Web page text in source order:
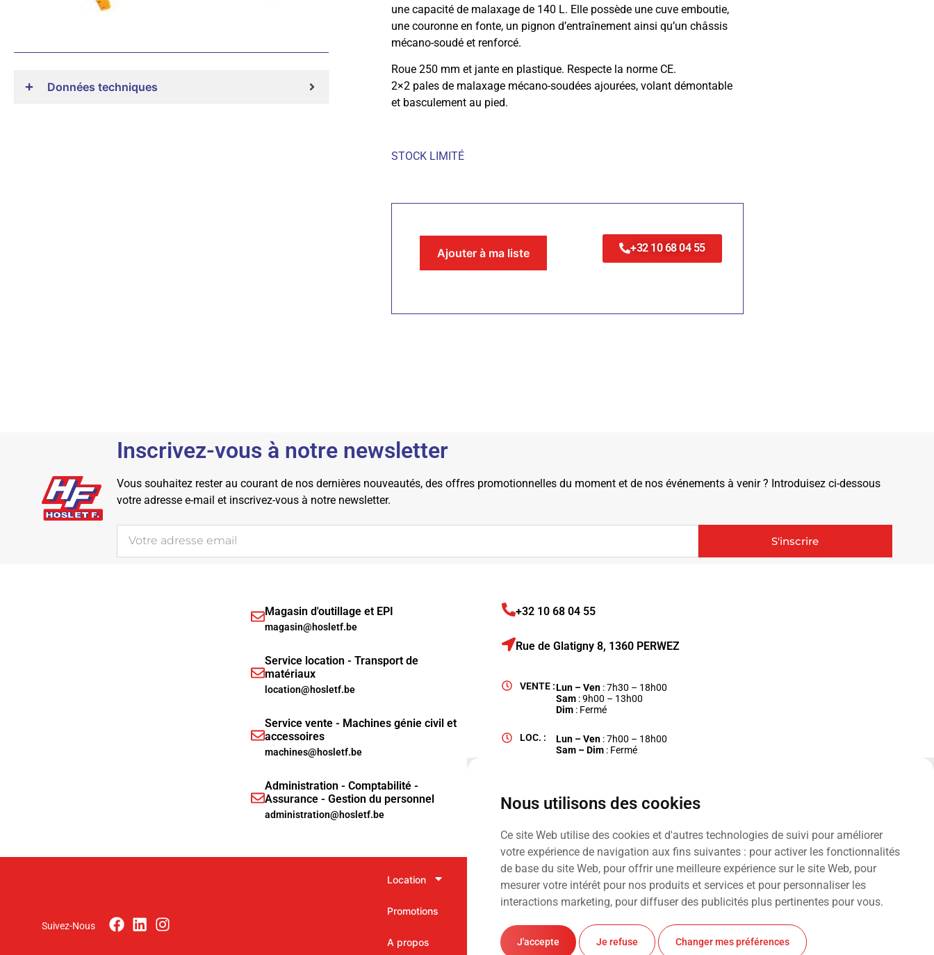
Nous utilisons des cookies
Ce site Web utilise des cookies et d'autres technologies de suivi pour améliorer
votre expérience de navigation aux fins suivantes : pour activer les fonctionnalités
de base du site Web, pour offrir une meilleure expérience sur le site Web, pour
mesurer votre intérêt pour nos produits et services et pour personnaliser les
interactions marketing, pour diffuser des publicités plus pertinentes pour vous.
J'accepte Je refuse Changer mes préférences
Données techniques
une capacité de malaxage de 140 L. Elle possède une cuve emboutie,
une couronne en fonte, un pignon d’entraînement ainsi qu’un châssis
mécano-soudé et renforcé.
Roue 250 mm et jante en plastique. Respecte la norme CE.
2×2 pales de malaxage mécano-soudées ajourées, volant démontable
et basculement au pied.
STOCK LIMITÉ
Ajouter à ma liste +32 10 68 04 55
Inscrivez-vous à notre newsletter
Vous souhaitez rester au courant de nos dernières nouveautés, des offres promotionnelles du moment et de nos événements à venir ? Introduisez ci-dessous
votre adresse e-mail et inscrivez-vous à notre newsletter.
S'inscrire
Magasin d'outillage et EPI
magasin@hosletf.be
Service location - Transport de
matériaux
location@hosletf.be
Service vente - Machines génie civil et
accessoires
machines@hosletf.be
Administration - Comptabilité -
Assurance - Gestion du personnel
administration@hosletf.be
+32 10 68 04 55
Rue de Glatigny 8, 1360 PERWEZ
VENTE :Lun – Ven : 7h30 – 18h00
Sam : 9h00 – 13h00
Dim : Fermé
LOC. : Lun – Ven : 7h00 – 18h00
Sam – Dim : Fermé
Suivez-Nous
Location
Promotions
A propos Contact
Ⓒ Hoslet Frédéric S.A. Tous droits réservés. Design par